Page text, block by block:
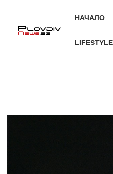
НАЧАЛО
LIFESTYLE